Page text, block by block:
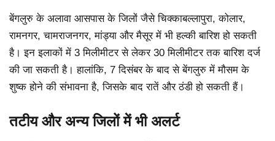
बेंगलुरु के अलावा आसपास के जिलों जैसे चिक्काबल्लापुरा, कोलार,
रामनगर, चामराजनगर, मांड्या और मैसूर में भी हल्की बारिश हो सकती
है। इन इलाकों में 3 मिलीमीटर से लेकर 30 मिलीमीटर तक बारिश दर्ज
की जा सकती है। हालांकि, 7 दिसंबर के बाद से बेंगलुरु में मौसम के
शुष्क होने की संभावना है, जिसके बाद रातें और ठंडी हो सकती हैं।
तटीय और अन्य जिलों में भी अलर्ट